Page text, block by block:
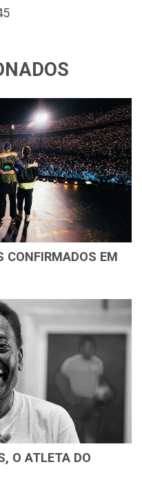
CONFIRMADOS EM
O ATLETA DO